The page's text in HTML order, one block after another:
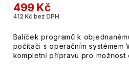
412 Kč bez DPH
499 Kč
Balíček programů k
počítači s operačním systémem
kompletní přípravu pro možnost